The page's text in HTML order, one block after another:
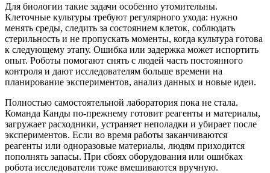
Для биологии такие задачи особенно утомительны.
Клеточные культуры требуют регулярного ухода: нужно
менять среды, следить за состоянием клеток, соблюдать
стерильность и не пропускать моменты, когда культура готова
к следующему этапу. Ошибка или задержка может испортить
опыт. Роботы помогают снять с людей часть постоянного
контроля и дают исследователям больше времени на
планирование экспериментов, анализ данных и новые идеи.
Полностью самостоятельной лаборатория пока не стала.
Команда Канды по-прежнему готовит реагенты и материалы,
загружает расходники, устраняет неполадки и убирает после
экспериментов. Если во время работы заканчиваются
реагенты или одноразовые материалы, людям приходится
пополнять запасы. При сбоях оборудования или ошибках
робота исследователи тоже вмешиваются вручную.